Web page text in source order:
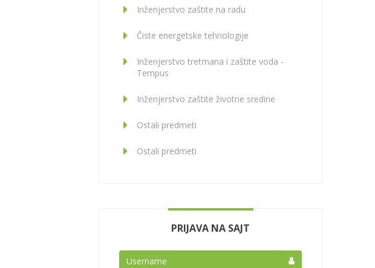
Inženjerstvo zaštite na radu
Čiste energetske tehnologije
Inženjerstvo tretmana i zaštite voda -
Tempus
Inženjerstvo zaštite životne sredine
Ostali predmeti
Ostali predmeti
PRIJAVA NA SAJT